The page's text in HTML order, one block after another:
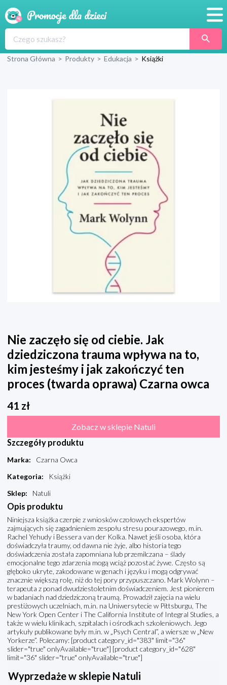
Produkty
Wyprawka
Strona Główna > Produkty > Edukacja > Książki
Nie zaczęło się od ciebie. Jak
dziedziczona trauma wpływa na to,
kim jesteśmy i jak zakończyć ten
proces (twarda oprawa) Czarna owca
41 zł
Zobacz w sklepie Natuli
Szczegóły produktu
Marka:
Czarna Owca
Kategoria:
Książki
Sklep: Natuli
Opis produktu
Niniejsza książka czerpie z wniosków czołowych ekspertów
zajmujących się zagadnieniem zespołu stresu pourazowego, m.in.
Rachel Yehudy i Bessera van der Kolka. Nawet jeśli osoba, która
doświadczyła traumy, od dawna nie żyje, albo historia tego
doświadczenia została zapomniana lub przemilczana – ślady
emocjonalne tego zdarzenia mogą wciąż pozostać żywe. Często są
głęboko ukryte, zakodowane w genach i języku i mogą odgrywać
znacznie większą rolę, niż do tej pory przypuszczano. Mark Wolynn –
terapeuta z ponad dwudziestoletnim doświadczeniem. Jest pionierem
w badaniach nad dziedziczoną traumą. Prowadził zajęcia na wielu
prestiżowych uczelniach, m.in. na Uniwersytecie w Pittsburgu, The
New York Open Center i The California Institute of Integral Studies, a
także w wielu klinikach, szpitalach i ośrodkach szkoleniowych. Jego
artykuły publikowane były m.in. w „Psych Central”, a wiersze w „New
Yorkerze”. Polecamy: [product category_id="383" limit="36"
slider="true" onlyAvailable="true"] [product category_id="628"
limit="36" slider="true" onlyAvailable="true"]
Wyprzedaże w sklepie Natuli